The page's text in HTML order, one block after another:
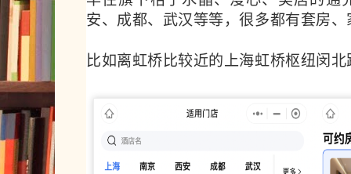
安、成都、武汉等等，很多都有套房
比如离虹桥比较近的上海虹桥枢纽闵